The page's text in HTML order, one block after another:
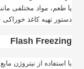
یا طعم، مواد مختلفی
دستور تهیه کاغذ خوراکی
Flash Freezing
با استفاده از نیتروژن